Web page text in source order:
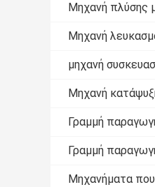
Μηχανή πλύσης
Μηχανή
μηχανή
Μηχανή
Γραμμή
Γραμμή
Μηχανήματα